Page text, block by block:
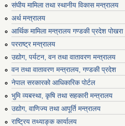
संघीय मामिला तथा स्थानीय विकास मन्त्रालय
अर्थ मन्त्रालय
आर्थिक मामिला मन्त्रालय गण्डकी प्रदेश पोखरा
परराष्ट्र मन्त्रालय
उद्योग, पर्यटन, वन तथा वातावरण मन्त्रालय
वन तथा वातावरण मन्त्रालय, गण्डकी प्रदेश
नेपाल सरकारको आधिकारिक पोर्टल
भुमि व्यबस्था, कृषि तथा सहकारी मन्त्रालय
उद्योग, वाणिज्य तथा आपूर्ति मन्त्रालय
राष्ट्रिय तथ्याङ्क कार्यालय